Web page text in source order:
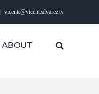
vicente@vicentealvarez.tv
ABOUT